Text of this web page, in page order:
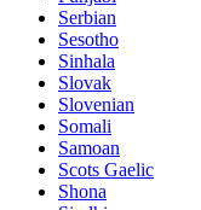
Serbian
Sesotho
Sinhala
Slovak
Slovenian
Somali
Samoan
Scots Gaelic
Shona